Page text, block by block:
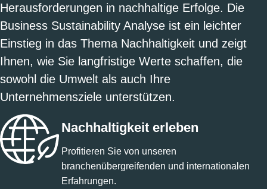
Herausforderungen in nachhaltige Erfolge. Die
Business Sustainability Analyse ist ein leichter
Einstieg in das Thema Nachhaltigkeit und zeigt
Ihnen, wie Sie langfristige Werte schaffen, die
sowohl die Umwelt als auch Ihre
Unternehmensziele unterstützen.
Nachhaltigkeit erleben
Profitieren Sie von unseren
branchenübergreifenden und internationalen
Erfahrungen.